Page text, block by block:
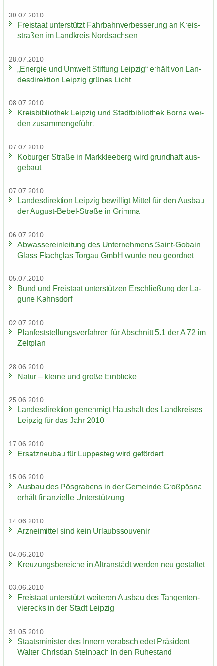
30.07.2010
Frei­staat un­ter­stützt Fahr­bahn­ver­bes­se­rung an Kreis­
stra­ßen im Land­kreis Nord­sach­sen
28.07.2010
„En­er­gie und Um­welt Stif­tung Leip­zig“ er­hält von Lan­
des­di­rek­ti­on Leip­zig grü­nes Licht
08.07.2010
Kreis­bi­blio­thek Leip­zig und Stadt­bi­blio­thek Borna wer­
den zu­sam­men­ge­führt
07.07.2010
Ko­bur­ger Stra­ße in Mark­klee­berg wird grund­haft aus­
ge­baut
07.07.2010
Lan­des­di­rek­ti­on Leip­zig be­wil­ligt Mit­tel für den Aus­bau
der August-​Bebel-Straße in Grim­ma
06.07.2010
Ab­was­ser­ein­lei­tung des Un­ter­neh­mens Saint-​Gobain
Glass Flach­glas Tor­gau GmbH wurde neu ge­ord­net
05.07.2010
Bund und Frei­staat un­ter­stüt­zen Er­schlie­ßung der La­
gu­ne Kahns­dorf
02.07.2010
Plan­fest­stel­lungs­ver­fah­ren für Ab­schnitt 5.1 der A 72 im
Zeit­plan
28.06.2010
Natur – klei­ne und große Ein­bli­cke
25.06.2010
Lan­des­di­rek­ti­on ge­neh­migt Haus­halt des Land­krei­ses
Leip­zig für das Jahr 2010
17.06.2010
Er­satz­neu­bau für Lup­pe­steg wird ge­för­dert
15.06.2010
Aus­bau des Pös­gra­bens in der Ge­mein­de Groß­pös­na
er­hält fi­nan­zi­el­le Un­ter­stüt­zung
14.06.2010
Arz­nei­mit­tel sind kein Ur­laubs­sou­ve­nir
04.06.2010
Kreu­zungs­be­rei­che in Altran­städt wer­den neu ge­stal­tet
03.06.2010
Frei­staat un­ter­stützt wei­te­ren Aus­bau des Tan­gen­ten­
vier­ecks in der Stadt Leip­zig
31.05.2010
Staats­mi­nis­ter des In­nern ver­ab­schie­det Prä­si­dent
Wal­ter Chris­ti­an Stein­bach in den Ru­he­stand